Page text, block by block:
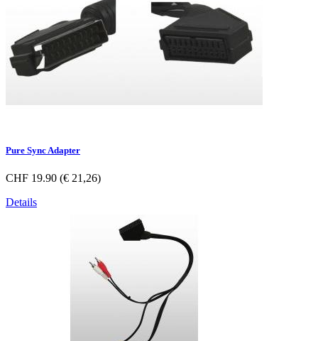
Pure Sync Adapter
CHF 19.90 (€ 21,26)
Details